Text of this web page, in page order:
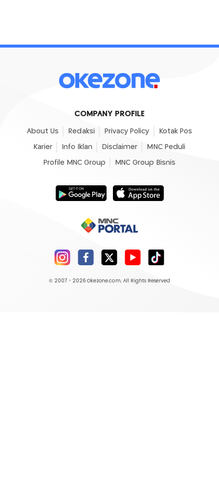
COMPANY PROFILE
About Us Redaksi Privacy Policy Kotak Pos
Karier Info Iklan Disclaimer MNC Peduli
Profile MNC Group MNC Group Bisnis
© 2007 - 2026 Okezone.com, All Rights Reserved